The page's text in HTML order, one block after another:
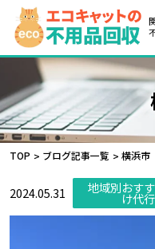
TOP ブログ記事一覧 横浜市
2024.05.31 地域別おす
け代